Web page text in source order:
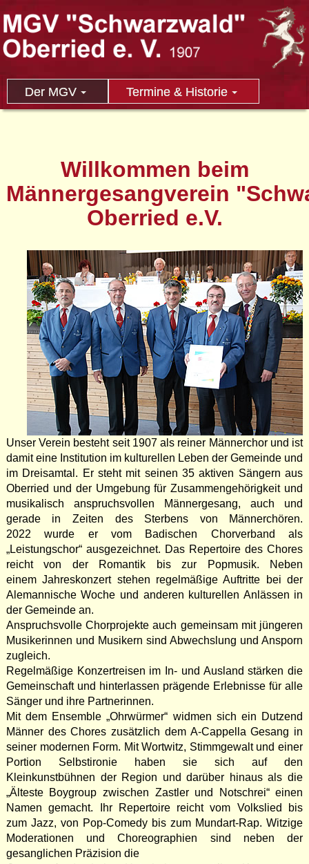
Der MGV Termine & Historie
Willkommen beim
Männergesangverein
Oberried e.V.
Unser Verein besteht seit 1907 als reiner Männerchor und ist
damit eine Institution im kulturellen Leben der Gemeinde und
im Dreisamtal. Er steht mit seinen 35 aktiven Sängern aus
Oberried und der Umgebung für Zusammengehörigkeit und
musikalisch anspruchsvollen Männergesang, auch und
gerade in Zeiten des Sterbens von Männerchören.
2022 wurde er vom Badischen Chorverband als
„Leistungschor“ ausgezeichnet. Das Repertoire des Chores
reicht von der Romantik bis zur Popmusik. Neben
einem Jahreskonzert stehen regelmäßige Auftritte bei der
Alemannische Woche und anderen kulturellen Anlässen in
der Gemeinde an.
Anspruchsvolle Chorprojekte auch gemeinsam mit jüngeren
Musikerinnen und Musikern sind Abwechslung und Ansporn
zugleich.
Regelmäßige Konzertreisen im In- und Ausland stärken die
Gemeinschaft und hinterlassen prägende Erlebnisse für alle
Sänger und ihre Partnerinnen.
Mit dem Ensemble „Ohrwürmer“ widmen sich ein Dutzend
Männer des Chores zusätzlich dem A-Cappella Gesang in
seiner modernen Form. Mit Wortwitz, Stimmgewalt und einer
Portion Selbstironie haben sie sich auf den
Kleinkunstbühnen der Region und darüber hinaus als die
„Älteste Boygroup zwischen Zastler und Notschrei“ einen
Namen gemacht. Ihr Repertoire reicht vom Volkslied bis
zum Jazz, von Pop-Comedy bis zum Mundart-Rap. Witzige
Moderationen und Choreographien sind neben der
gesanglichen Präzision die